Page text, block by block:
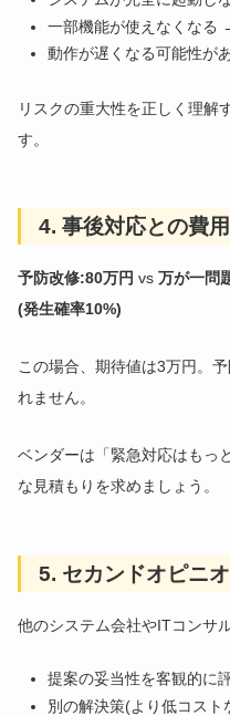
一部機能が使えなくなる
動作が遅くなる可能性が
リスクの重大性を正しく理解
す。
4. 事後対応との費
予防改修:80万円 vs万が一問
(発生確率10%)
この場合、期待値は3万円。
れません。
ベンダーは「緊急対応はもっ
な見積もりを求めましょう。
5. セカンドオピニ
他のシステム会社やITコンサ
提案の妥当性を客観的に
別の解決策(より低コス